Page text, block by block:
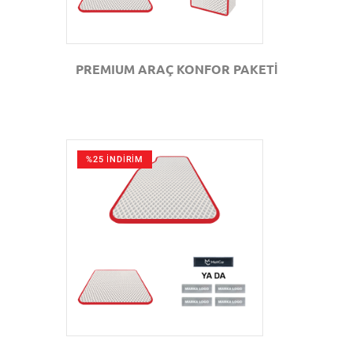
PREMIUM ARAÇ KONFOR PAKETİ
%25 İNDİRİM